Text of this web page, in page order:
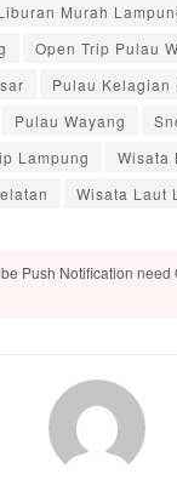
Murah
Open Trip Pulau
Pulau Kelagian
Pulau Wayang
Lampung
Wisata
Wisata Laut
Push Notification